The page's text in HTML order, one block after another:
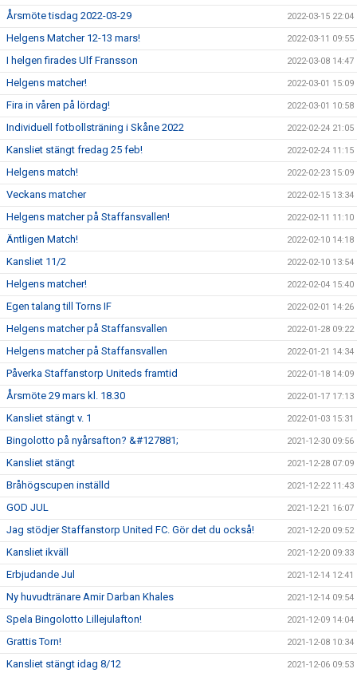
Årsmöte tisdag 2022-03-29 2022-03-15 22:04
Helgens Matcher 12-13 mars! 2022-03-11 09:55
I helgen firades Ulf Fransson 2022-03-08 14:47
Helgens matcher! 2022-03-01 15:09
Fira in våren på lördag! 2022-03-01 10:58
Individuell fotbollsträning i Skåne 2022 2022-02-24 21:05
Kansliet stängt fredag 25 feb! 2022-02-24 11:15
Helgens match! 2022-02-23 15:09
Veckans matcher 2022-02-15 13:34
Helgens matcher på Staffansvallen! 2022-02-11 11:10
Äntligen Match! 2022-02-10 14:18
Kansliet 11/2 2022-02-10 13:54
Helgens matcher! 2022-02-04 15:40
Egen talang till Torns IF 2022-02-01 14:26
Helgens matcher på Staffansvallen 2022-01-28 09:22
Helgens matcher på Staffansvallen 2022-01-21 14:34
Påverka Staffanstorp Uniteds framtid 2022-01-18 14:09
Årsmöte 29 mars kl. 18.30 2022-01-17 17:13
Kansliet stängt v. 1 2022-01-03 15:31
Bingolotto på nyårsafton? &#127881; 2021-12-30 09:56
Kansliet stängt 2021-12-28 07:09
Bråhögscupen inställd 2021-12-22 11:43
GOD JUL 2021-12-21 16:07
Jag stödjer Staffanstorp United FC. Gör det du också! 2021-12-20 09:52
Kansliet ikväll 2021-12-20 09:33
Erbjudande Jul 2021-12-14 12:41
Ny huvudtränare Amir Darban Khales 2021-12-14 09:54
Spela Bingolotto Lillejulafton! 2021-12-09 14:04
Grattis Torn! 2021-12-08 10:34
Kansliet stängt idag 8/12 2021-12-06 09:53